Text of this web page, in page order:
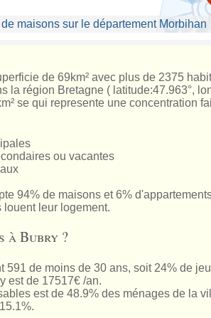
maisons sur le département Morbihan
de 69km² avec plus de 2375
la région Bretagne ( latitude:47.963°,
se qui represente une concentration
ou vacantes
94% de maisons et 6%
louent leur logement.
à Bubry ?
591 de moins de 30 ans, soit 24% de
est de 17517€ /an.
est de 48.9% des ménages de la